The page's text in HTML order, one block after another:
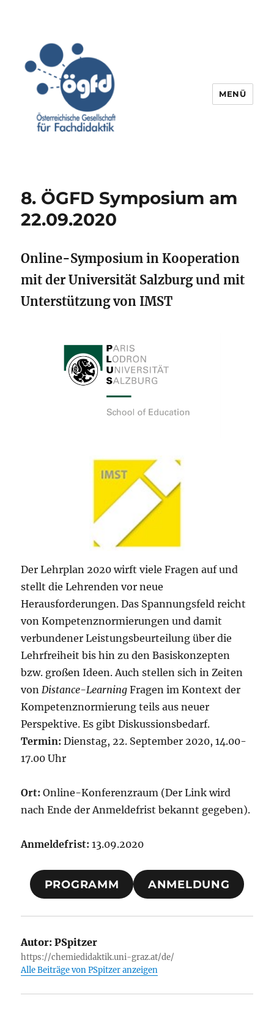
MENÜ
8. ÖGFD Symposium am
22.09.2020
Online-Symposium in Kooperation
mit der Universität Salzburg und mit
Unterstützung von IMST
Der Lehrplan 2020 wirft viele Fragen auf und
stellt die Lehrenden vor neue
Herausforderungen. Das Spannungsfeld reicht
von Kompetenznormierungen und damit
verbundener Leistungsbeurteilung über die
Lehrfreiheit bis hin zu den Basiskonzepten
bzw. großen Ideen. Auch stellen sich in Zeiten
vonDistance-LearningFragen im Kontext der
Kompetenznormierung teils aus neuer
Perspektive. Es gibt Diskussionsbedarf.
Termin: Dienstag, 22. September 2020, 14.00-
17.00 Uhr
Ort:Online-Konferenzraum (Der Link wird
nach Ende der Anmeldefrist bekannt gegeben).
Anmeldefrist: 13.09.2020
PROGRAMM ANMELDUNG
Autor: PSpitzer
https://chemiedidaktik.uni-graz.at/de/
Alle Beiträge von PSpitzer anzeigen